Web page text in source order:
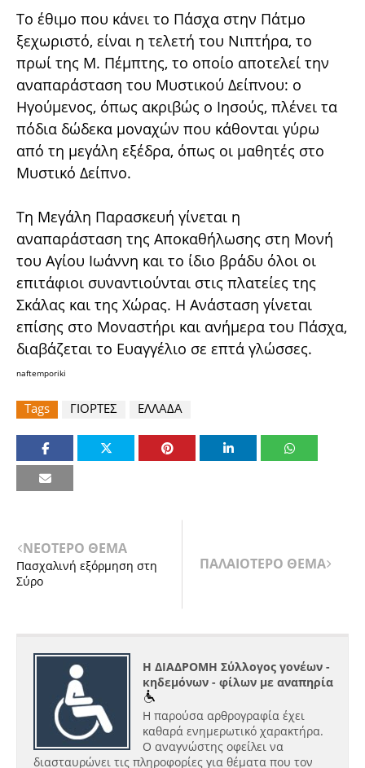
Το έθιμο που κάνει το Πάσχα στην Πάτμο
ξεχωριστό, είναι η τελετή του Νιπτήρα, το
πρωί της Μ. Πέμπτης, το οποίο αποτελεί την
αναπαράσταση του Μυστικού Δείπνου: ο
Ηγούμενος, όπως ακριβώς ο Ιησούς, πλένει τα
πόδια δώδεκα μοναχών που κάθονται γύρω
από τη μεγάλη εξέδρα, όπως οι μαθητές στο
Μυστικό Δείπνο.
Τη Μεγάλη Παρασκευή γίνεται η
αναπαράσταση της Αποκαθήλωσης στη Μονή
του Αγίου Ιωάννη και το ίδιο βράδυ όλοι οι
επιτάφιοι συναντιούνται στις πλατείες της
Σκάλας και της Χώρας. Η Ανάσταση γίνεται
επίσης στο Μοναστήρι και ανήμερα του Πάσχα,
διαβάζεται το Ευαγγέλιο σε επτά γλώσσες.
naftemporiki
Tags ΓΙΟΡΤΕΣ ΕΛΛΑΔΑ
ΝΕΟΤΕΡΟ ΘΕΜΑ
Πασχαλινή εξόρμηση στη
Σύρο
ΠΑΛΑΙΟΤΕΡΟ ΘΕΜΑ
Η ΔΙΑΔΡΟΜΗ Σύλλογος γονέων -
κηδεμόνων - φίλων με αναπηρία
Η παρούσα αρθρογραφία έχει
καθαρά ενημερωτικό χαρακτήρα.
Ο αναγνώστης οφείλει να
διασταυρώνει τις πληροφορίες για θέματα που τον